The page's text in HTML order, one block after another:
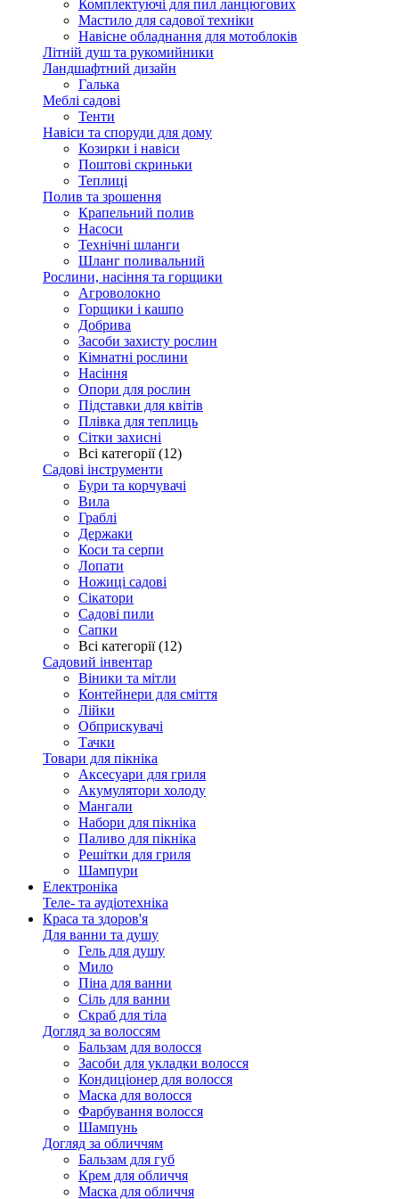
Комплектуючі для пил ланцюгових
Мастило для садової техніки
Навісне обладнання для мотоблоків
Літній душ та рукомийники
Ландшафтний дизайн
Галька
Меблі садові
Тенти
Навіси та споруди для дому
Козирки і навіси
Поштові скриньки
Теплиці
Полив та зрошення
Крапельний полив
Насоси
Технічні шланги
Шланг поливальний
Рослини, насіння та горщики
Агроволокно
Горщики і кашпо
Добрива
Засоби захисту рослин
Кімнатні рослини
Насіння
Опори для рослин
Підставки для квітів
Плівка для теплиць
Сітки захисні
Всі категорії (12)
Садові інструменти
Бури та корчувачі
Вила
Граблі
Держаки
Коси та серпи
Лопати
Ножиці садові
Сікатори
Садові пили
Сапки
Всі категорії (12)
Садовий інвентар
Віники та мітли
Контейнери для сміття
Лійки
Обприскувачі
Тачки
Товари для пікніка
Аксесуари для гриля
Акумулятори холоду
Мангали
Набори для пікніка
Паливо для пікніка
Решітки для гриля
Шампури
Електроніка
Теле- та аудіотехніка
Краса та здоров'я
Для ванни та душу
Гель для душу
Мило
Піна для ванни
Сіль для ванни
Скраб для тіла
Догляд за волоссям
Бальзам для волосся
Засоби для укладки волосся
Кондиціонер для волосся
Маска для волосся
Фарбування волосся
Шампунь
Догляд за обличчям
Бальзам для губ
Крем для обличчя
Маска для обличчя